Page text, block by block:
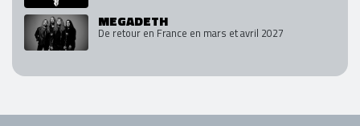
MEGADETH
De retour en France en mars et avril 2027